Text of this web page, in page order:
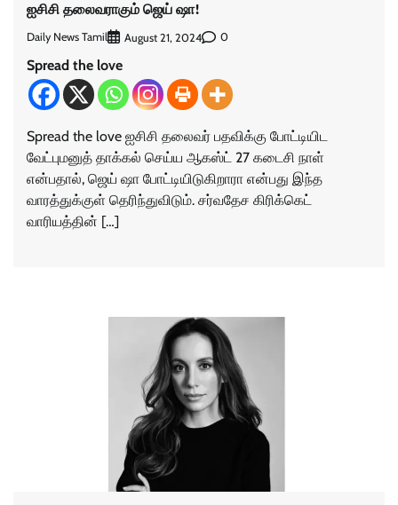
ஐசிசி தலைவராகும் ஜெய் ஷா!
Daily News Tamil August 21, 2024 0
Spread the love
Spread the love ஐசிசி தலைவர் பதவிக்கு போட்டியிட
வேட்புமனுத் தாக்கல் செய்ய ஆகஸ்ட் 27 கடைசி நாள்
என்பதால், ஜெய் ஷா போட்டியிடுகிறாரா என்பது இந்த
வாரத்துக்குள் தெரிந்துவிடும். சர்வதேச கிரிக்கெட்
வாரியத்தின் […]